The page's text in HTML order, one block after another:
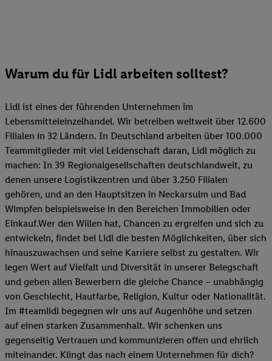
Warum du für Lidl arbeiten solltest?
Lidl ist eines der führenden Unternehmen im
Lebensmitteleinzelhandel. Wir betreiben weltweit über 12.600
Filialen in 32 Ländern. In Deutschland arbeiten über 100.000
Teammitglieder mit viel Leidenschaft daran, Lidl möglich zu
machen: In 39 Regionalgesellschaften deutschlandweit, zu
denen unsere Logistikzentren und über 3.250 Filialen
gehören, und an den Hauptsitzen in Neckarsulm und Bad
Wimpfen beispielsweise in den Bereichen Immobilien oder
Einkauf.Wer den Willen hat, Chancen zu ergreifen und sich zu
entwickeln, findet bei Lidl die besten Möglichkeiten, über sich
hinauszuwachsen und seine Karriere selbst zu gestalten. Wir
legen Wert auf Vielfalt und Diversität in unserer Belegschaft
und geben allen Bewerbern die gleiche Chance – unabhängig
von Geschlecht, Hautfarbe, Religion, Kultur oder Nationalität.
Im #teamlidl begegnen wir uns auf Augenhöhe und setzen
auf einen starken Zusammenhalt. Wir schenken uns
gegenseitig Vertrauen und kommunizieren offen und ehrlich
miteinander. Klingt das nach einem Unternehmen für dich?